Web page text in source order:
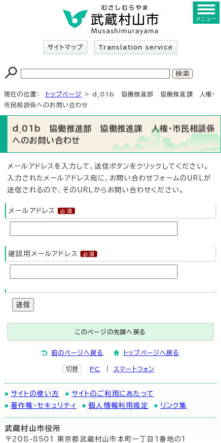
サイトマップ Translation service
メニュー
現在の位置： トップページ
> d_01b 協働推進部 協働推進課 人権・
市民相談係へのお問い合わせ
d_01b 協働推進部 協働推進課 人権・市民相談係
へのお問い合わせ
メールアドレスを入力して、送信ボタンをクリックしてください。
入力されたメールアドレス宛に、お問い合わせフォームのURLが
送信されるので、そのURLからお問い合わせください。
メールアドレス
確認用メールアドレス
送信
このページの先頭へ戻る
前のページへ戻る トップページへ戻る
切替 PC スマートフォン
サイトの使い方
サイトのご利用にあたって
著作権・セキュリティ
個人情報利用規定 リンク集
武蔵村山市役所
〒208-8501 東京都武蔵村山市本町一丁目1番地の1